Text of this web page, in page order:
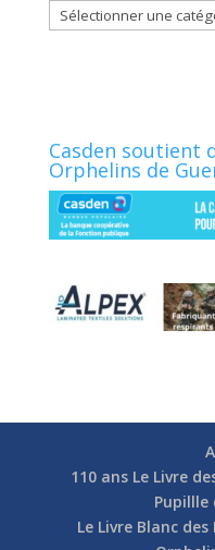
Catégories
Casden soutient
Orphelins de
110 ans Le Livre
Pupillle
Le Livre Blanc